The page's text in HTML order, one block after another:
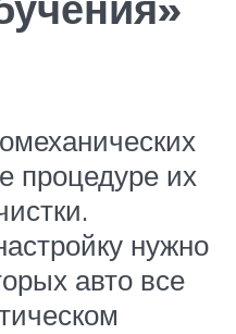
процедуре их
нужно
авто все